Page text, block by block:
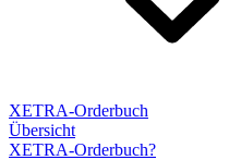
XETRA-Orderbuch
Übersicht
XETRA-Orderbuch?